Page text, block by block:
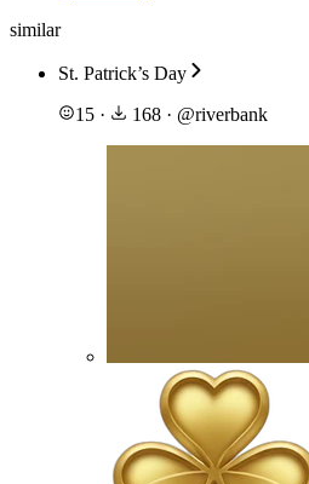
similar
St. Patrick’s Day
15 · 168 · @riverbank